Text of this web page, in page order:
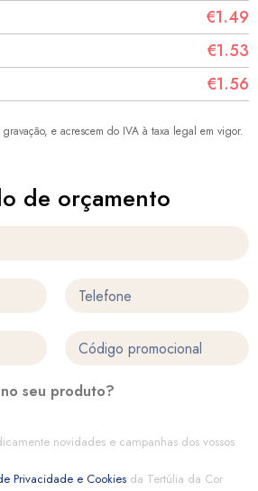
€1.49
€1.53
€1.56
e acrescem do IVA à taxa legal em vigor.
de orçamento
seu produto?
novidades e campanhas dos vossos
Privacidade e Cookies da Tertúlia da Cor